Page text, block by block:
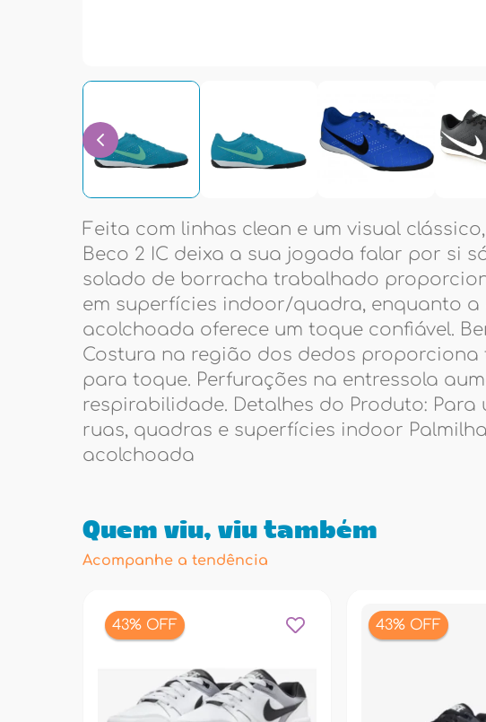
Feita com linhas clean e um visual
Beco 2 IC deixa a sua jogada falar por si
solado de borracha trabalhado
em superfícies indoor/quadra, enquanto a
acolchoada oferece um toque confiável.
Costura na região dos dedos proporciona
para toque. Perfurações na entressola
respirabilidade. Detalhes do Produto: Para
ruas, quadras e superfícies indoor Palmilha
acolchoada
Quem viu, viu também
Acompanhe a tendência
43% OFF 43% OFF